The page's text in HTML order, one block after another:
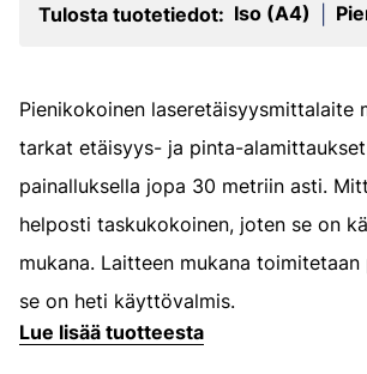
Tulosta tuotetiedot: Iso (A4)
Pienikokoinen laseretäisyysmittalaite
tarkat etäisyys- ja pinta-
painalluksella jopa 30 metriin asti.
helposti taskukokoinen, joten se on
mukana. Laitteen mukana
se on heti käyttövalmis.
Lue lisää tuotteesta